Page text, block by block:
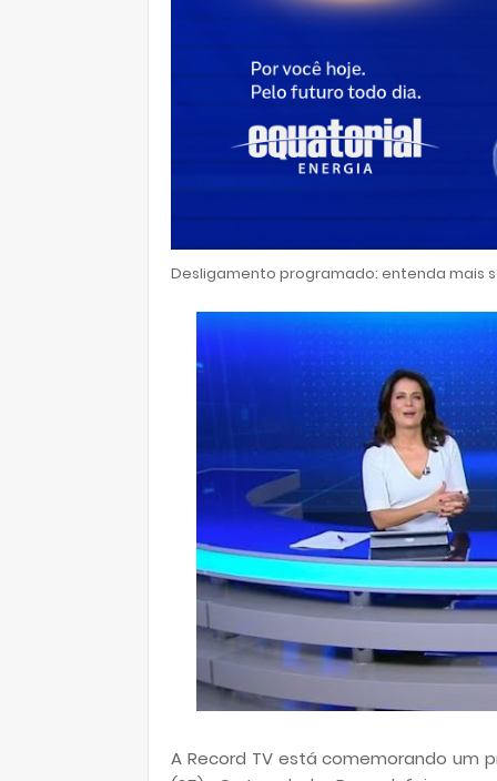
Desligamento programado: entenda mais
A Record TV está comemorando um